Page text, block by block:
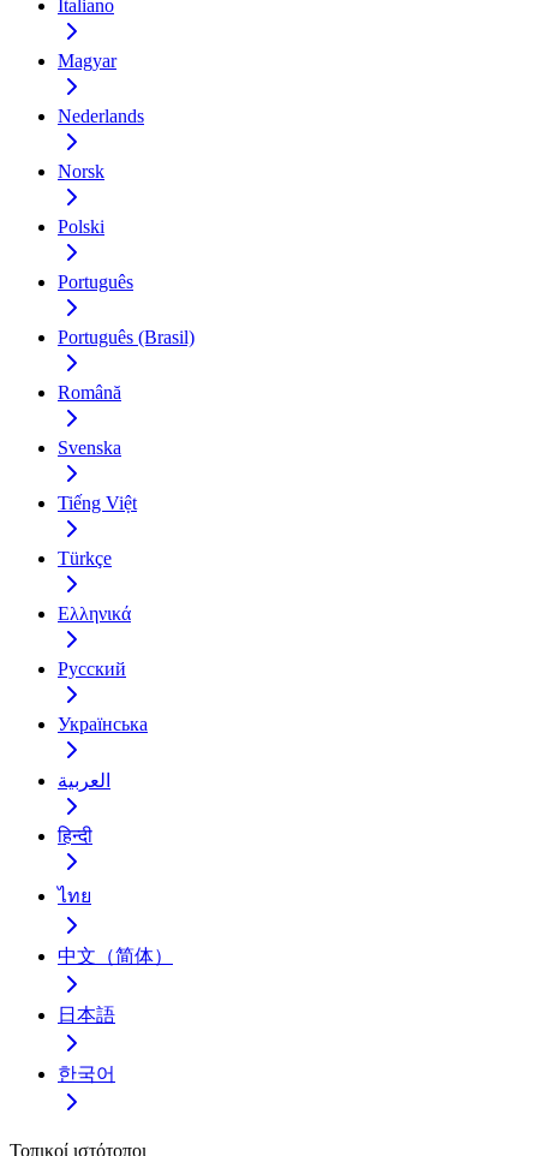
Italiano
Magyar
Nederlands
Norsk
Polski
Português
Português (Brasil)
Română
Svenska
Tiếng Việt
Türkçe
Ελληνικά
Русский
Українська
العربية
हिन्दी
ไทย
中文（简体）
日本語
한국어
Τοπικοί ιστότοποι